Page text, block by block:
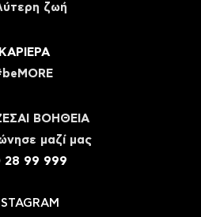
ζωή
ΚΑΡΙΕΡΑ
ΒΟΗΘΕΙΑ
μαζί μας
28 99 999